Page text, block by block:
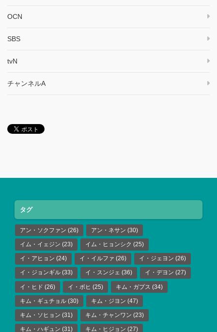
OCN
SBS
tvN
チャンネルA
タグ
アン・ソクファン (26) アン・ネサン (30)
イム・イェジン (23) イム・ヒョンシク (25)
イ・アヒョン (24) イ・イルファ (26) イ・ジェヨン (26)
イ・ジョンギル (33) イ・スンジェ (36) イ・デヨン (27)
イ・ヒド (26) イ・ボヒ (25) キム・ガプス (34)
キム・ギュチョル (30) キム・ジヨン (47)
キム・ソヒョン (31) キム・チャンワン (23)
キム・ハギュン (31) キム・ヒジョン (27)